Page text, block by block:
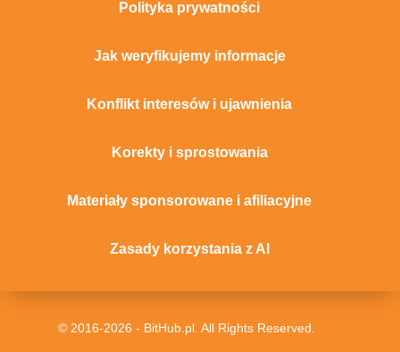
Polityka prywatności
Jak weryfikujemy informacje
Konflikt interesów i ujawnienia
Korekty i sprostowania
Materiały sponsorowane i afiliacyjne
Zasady korzystania z AI
© 2016-2026 - BitHub.pl. All Rights Reserved.